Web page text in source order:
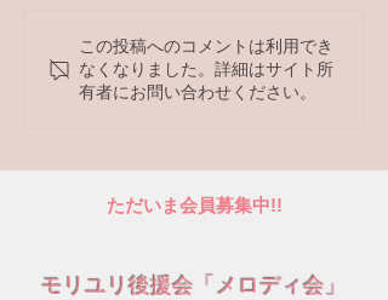
この投稿へのコメントは利用でき
なくなりました。詳細はサイト所
有者にお問い合わせください。
ただいま会員募集中!!
モリユリ後援会「メロディ会」